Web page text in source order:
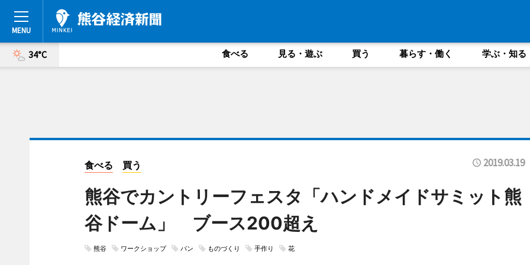
34°C 食べる 見る・遊ぶ 買う 暮らす・働く 学ぶ・知る
食べる 買う 2019.03.19
熊谷でカントリーフェスタ「ハンドメイドサミット熊
谷ドーム」 ブース200超え
熊谷 ワークショップ パン ものづくり 手作り 花